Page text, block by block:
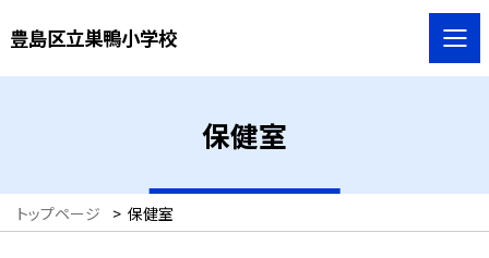
豊島区立巣鴨小学校
保健室
トップページ > 保健室